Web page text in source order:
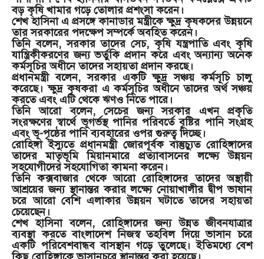
বড় কৃষি খামার গড়ে তোলার প্রশংসা করেন।
শেখ হাসিনা এ প্রসঙ্গে কানাডার মন্ত্রীকে ক্ষুদ্র কৃষকদের উন্নয়নে
তার সরকারের পদক্ষেপ সম্পর্কে অবহিত করেন।
তিনি বলেন, সরকার তাদের সেচ, কৃষি যন্ত্রপাতি এবং কৃষি
যান্ত্রিকীকরণের জন্য ভর্তুকি প্রদান করে এবং অন্যান্য অনেক
কর্মসূচির অধীনে তাদের সহায়তা প্রদান করছে।
প্রধানমন্ত্রী বলেন, সরকার একটি ক্ষুদ্র সঞ্চয় কর্মসূচি চালু
করেছে। ক্ষুদ্র কৃষকরা এ কর্মসূচির অধীনে তাদের অর্থ সঞ্চয়
করতে এবং এটি থেকে ঋণও নিতে পারে।
তিনি আরো বলেন, সেচের জন্য সরকার এখন প্রকৃতি
সংরক্ষণের স্বার্থে ভূগর্ভস্থ পানির পরিবর্তে বৃষ্টির পানি সংগ্রহ
এবং ভূ-পৃষ্ঠের পানি ব্যবহারের ওপর গুরুত্ব দিচ্ছে।
রোহিঙ্গা ইস্যুতে প্রধানমন্ত্রী জোরপূর্বক বাস্তুচ্যুত রোহিঙ্গাদের
তাদের মাতৃভূমি মিয়ানমারে প্রত্যাবাসনের লক্ষ্যে উন্নয়ন
সহযোগীদের সহযোগিতা কামনা করেন।
তিনি কক্সবাজার থেকে আরো রোহিঙ্গাদের তাদের অস্থায়ী
আশ্রয়ের জন্য স্থানান্তর করার লক্ষ্যে নোয়াখালীর দ্বীপ ভাষান
চরে আরো বেশি এলাকার উন্নয়ন ঘটাতে তাদের সহায়তা
চেয়েছেন।
শেখ হাসিনা বলেন, রোহিঙ্গাদের জন্য উন্নত জীবনযাত্রার
ব্যবস্থা করতে বাংলাদেশ নিজস্ব তহবিল দিয়ে ভাসান চরে
একটি পরিবেশবান্ধব বাসস্থান গড়ে তুলেছে। ইতিমধ্যে বেশ